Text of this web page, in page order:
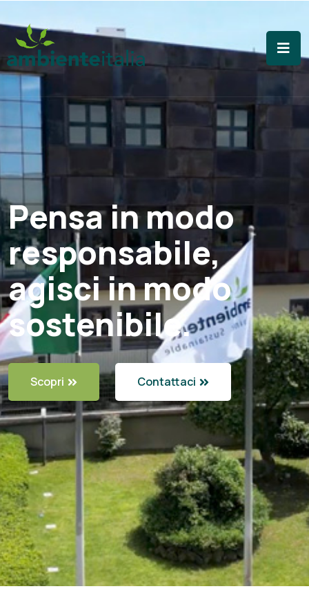
Pensa in modo
responsabile,
agisci in modo
sostenibile.
Scopri Contattaci